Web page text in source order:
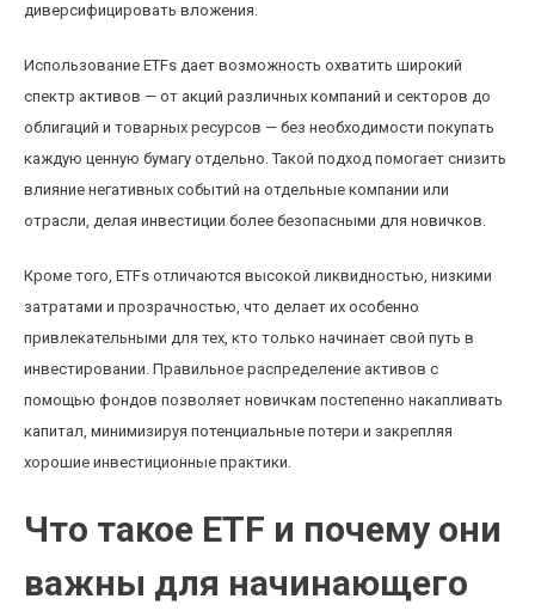
диверсифицировать вложения.
Использование ETFs дает возможность охватить широкий
спектр активов — от акций различных компаний и секторов до
облигаций и товарных ресурсов — без необходимости покупать
каждую ценную бумагу отдельно. Такой подход помогает снизить
влияние негативных событий на отдельные компании или
отрасли, делая инвестиции более безопасными для новичков.
Кроме того, ETFs отличаются высокой ликвидностью, низкими
затратами и прозрачностью, что делает их особенно
привлекательными для тех, кто только начинает свой путь в
инвестировании. Правильное распределение активов с
помощью фондов позволяет новичкам постепенно накапливать
капитал, минимизируя потенциальные потери и закрепляя
хорошие инвестиционные практики.
Что такое ETF и почему они
важны для начинающего